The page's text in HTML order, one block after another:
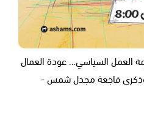
العمل السياسي… عودة العمال
وذكرى فاجعة مجدل شمس -